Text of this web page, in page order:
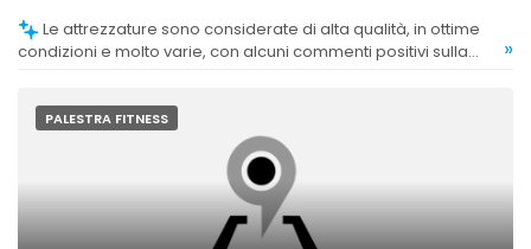
condizioni e molto varie, con alcuni commenti positivi sulla
»
PALESTRA FITNESS